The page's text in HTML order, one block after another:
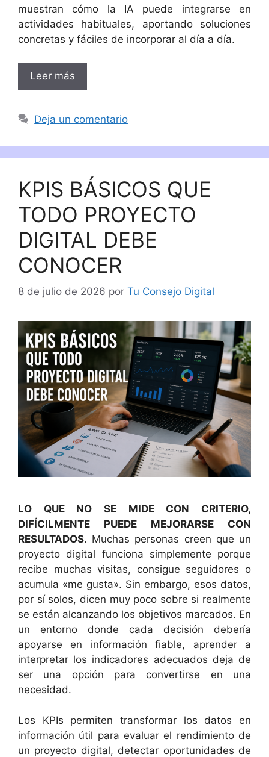
muestran cómo la IA puede integrarse en
actividades habituales, aportando soluciones
concretas y fáciles de incorporar al día a día.
Leer más
Deja un comentario
KPIS BÁSICOS QUE
TODO PROYECTO
DIGITAL DEBE
CONOCER
8 de julio de 2026 por Tu Consejo Digital
LO QUE NO SE MIDE CON CRITERIO,
DIFÍCILMENTE PUEDE MEJORARSE CON
RESULTADOS. Muchas personas creen que un
proyecto digital funciona simplemente porque
recibe muchas visitas, consigue seguidores o
acumula «me gusta». Sin embargo, esos datos,
por sí solos, dicen muy poco sobre si realmente
se están alcanzando los objetivos marcados. En
un entorno donde cada decisión debería
apoyarse en información fiable, aprender a
interpretar los indicadores adecuados deja de
ser una opción para convertirse en una
necesidad.
Los KPIs permiten transformar los datos en
información útil para evaluar el rendimiento de
un proyecto digital, detectar oportunidades de